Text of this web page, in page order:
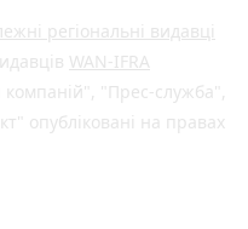
регіональні видавці
WAN-IFRA
"Прес-служба",
опубліковані на правах